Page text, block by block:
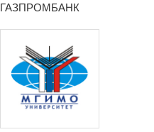
ГАЗПРОМБАНК